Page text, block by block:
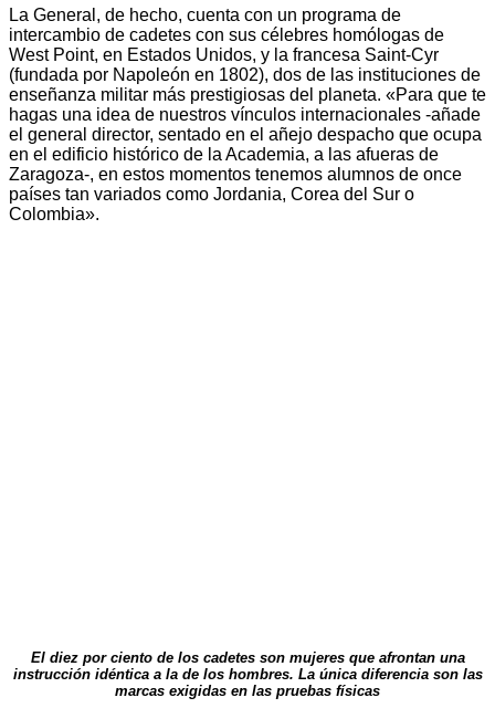
La General, de hecho, cuenta con un programa de
intercambio de cadetes con sus célebres homólogas de
West Point, en Estados Unidos, y la francesa Saint-Cyr
(fundada por Napoleón en 1802), dos de las instituciones de
enseñanza militar más prestigiosas del planeta. «Para que te
hagas una idea de nuestros vínculos internacionales -añade
el general director, sentado en el añejo despacho que ocupa
en el edificio histórico de la Academia, a las afueras de
Zaragoza-, en estos momentos tenemos alumnos de once
países tan variados como Jordania, Corea del Sur o
Colombia».
El diez por ciento de los cadetes son mujeres que afrontan una
instrucción idéntica a la de los hombres. La única diferencia son las
marcas exigidas en las pruebas físicas